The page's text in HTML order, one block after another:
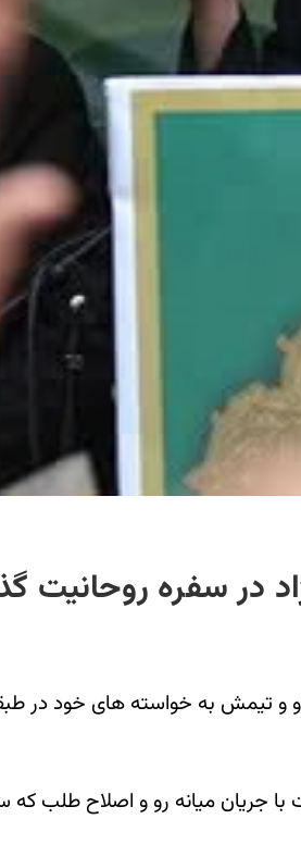
در سفره روحانیت
و تیمش به خواسته های خود در
جریان میانه رو و اصلاح طلب که